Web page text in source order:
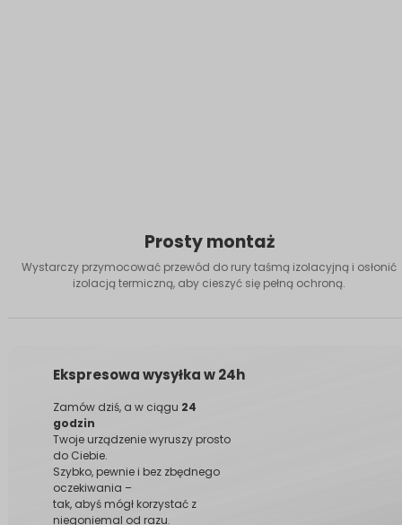
Prosty montaż
Wystarczy przymocować przewód do rury taśmą izolacyjną i osłonić
izolacją termiczną, aby cieszyć się pełną ochroną.
Ekspresowa wysyłka w 24h
Zamów dziś, a w ciągu 24
godzin
Twoje urządzenie wyruszy prosto
do Ciebie.
Szybko, pewnie i bez zbędnego
oczekiwania –
tak, abyś mógł korzystać z
niegoniemal od razu.